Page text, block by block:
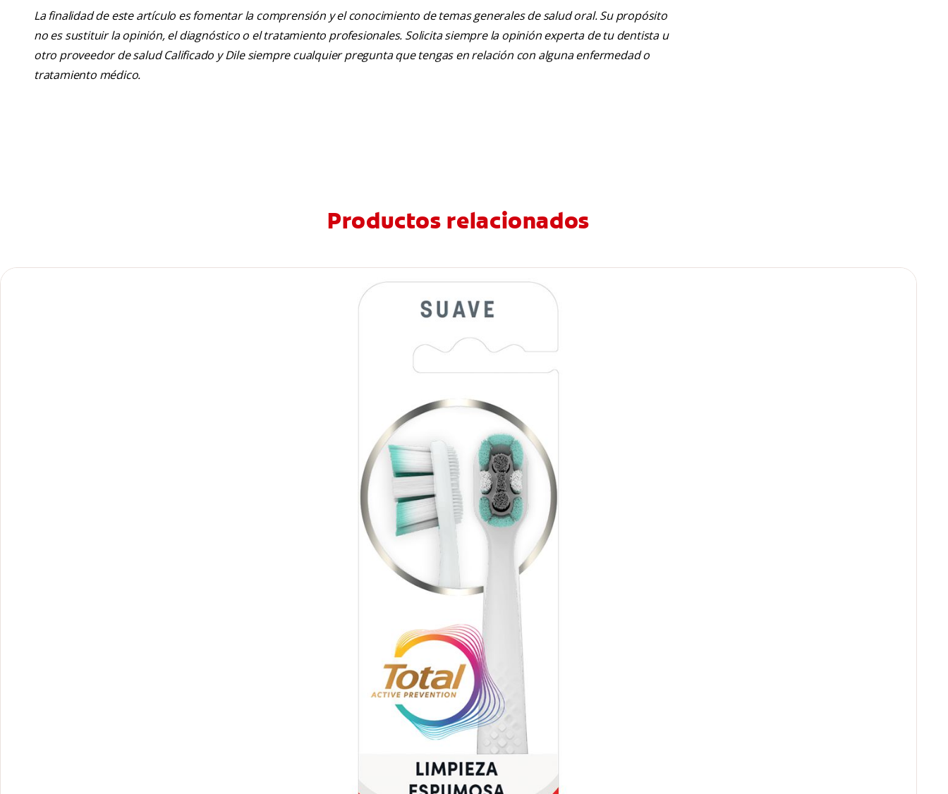
La finalidad de este artículo es fomentar la comprensión y el conocimiento de temas generales de salud oral. Su propósito
no es sustituir la opinión, el diagnóstico o el tratamiento profesionales. Solicita siempre la opinión experta de tu dentista u
otro proveedor de salud Calificado y Dile siempre cualquier pregunta que tengas en relación con alguna enfermedad o
tratamiento médico.
Productos relacionados